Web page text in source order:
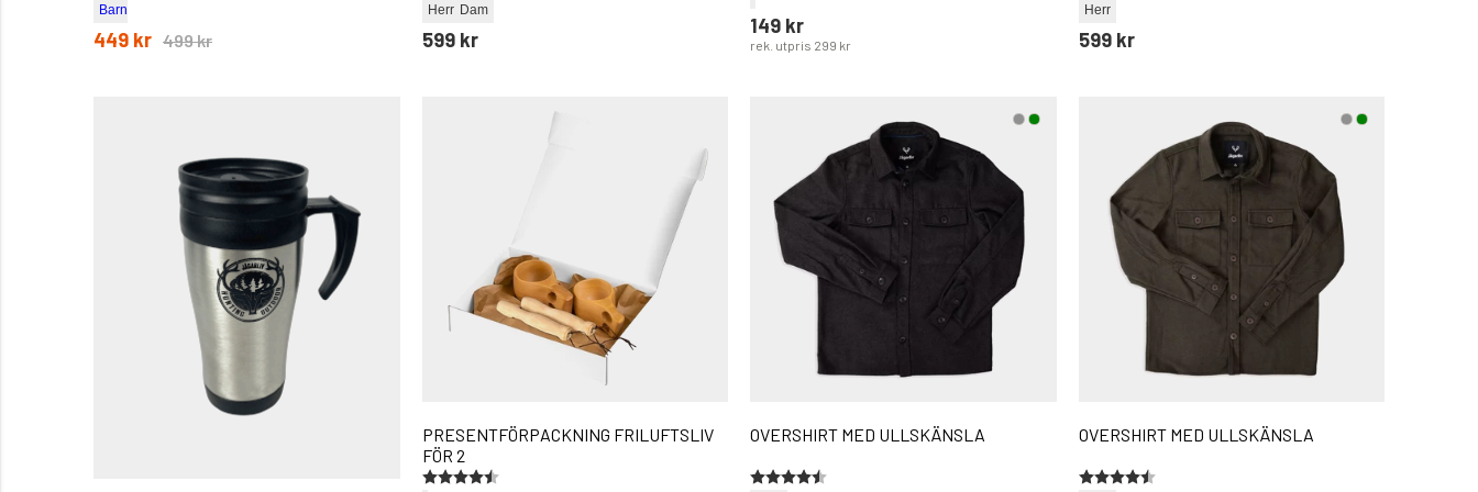
Barn
449 kr 499 kr
Dam
Herr
599 kr
149 kr
rek. utpris 299 kr
Herr
599 kr
PRESENTFÖRPACKNING FRILUFTSLIV
FÖR 2
Betyg:
4.7 utav 5 stjärnor
OVERSHIRT MED ULLSKÄNSLA
Betyg:
4.5 utav 5 stjärnor
OVERSHIRT MED ULLSKÄNSLA
Betyg:
4.5 utav 5 stjärnor